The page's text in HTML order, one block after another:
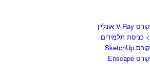
קורס V-Ray אונליין
> כניסת תלמידים
קורס SketchUp
קורס Enscape